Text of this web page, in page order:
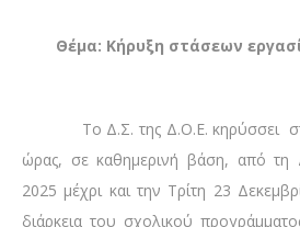
Θέμα: Κήρυξη στάσεων
Το Δ.Σ. της Δ.Ο.Ε. κηρύσσει
ώρας, σε καθημερινή βάση, από τη
2025 μέχρι και την Τρίτη 23
διάρκεια του σχολικού